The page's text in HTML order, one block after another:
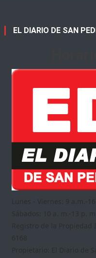
EL DIARIO DE SAN
Lunes - Viernes: 9 a.m.-16
Sábados: 10 a. m.-13 p. m.
Registro de la Propiedad
6168
Propietario: El Diario de